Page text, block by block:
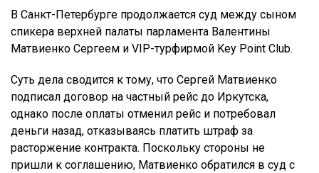
В Санкт-Петербурге продолжается суд между сыном
спикера верхней палаты парламента Валентины
Матвиенко Сергеем и VIP-турфирмой Key Point Club.
Суть дела сводится к тому, что Сергей Матвиенко
подписал договор на частный рейс до Иркутска,
однако после оплаты отменил рейс и потребовал
деньги назад, отказываясь платить штраф за
расторжение контракта. Поскольку стороны не
пришли к соглашению, Матвиенко обратился в суд с